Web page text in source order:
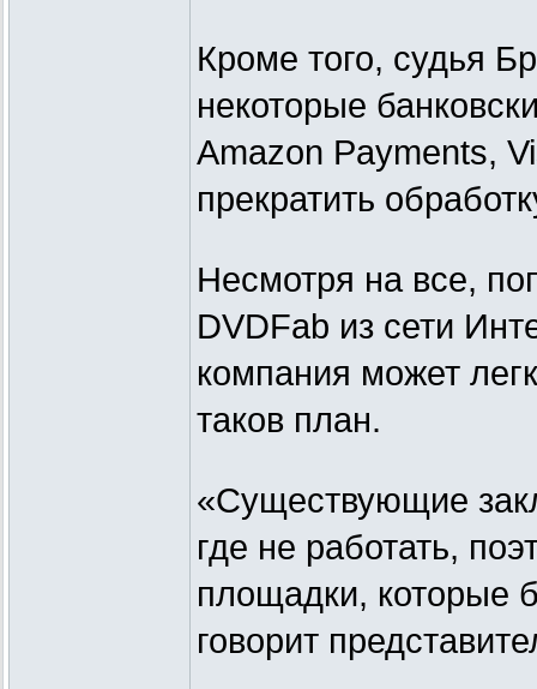
Кроме того, судья
некоторые
Amazon Payments,
прекратить
Несмотря на все,
DVDFab из сети
компания может
таков план.
«Существующие
где не работать,
площадки, которые
говорит